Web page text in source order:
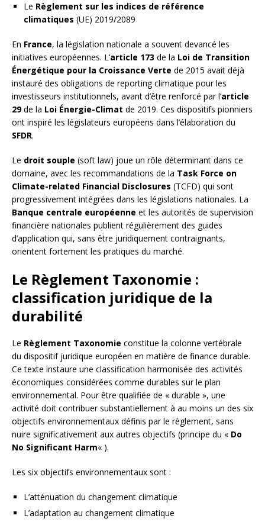
Le Règlement sur les indices de référence
climatiques (UE) 2019/2089
En France, la législation nationale a souvent devancé les
initiatives européennes. L’article 173 de la Loi de Transition
Énergétique pour la Croissance Verte de 2015 avait déjà
instauré des obligations de reporting climatique pour les
investisseurs institutionnels, avant d’être renforcé par l’article
29de la Loi Énergie-Climat de 2019. Ces dispositifs pionniers
ont inspiré les législateurs européens dans l’élaboration du
SFDR.
Le droit souple (soft law) joue un rôle déterminant dans ce
domaine, avec les recommandations de la Task Force on
Climate-related Financial Disclosures (TCFD) qui sont
progressivement intégrées dans les législations nationales. La
Banque centrale européenne et les autorités de supervision
financière nationales publient régulièrement des guides
d’application qui, sans être juridiquement contraignants,
orientent fortement les pratiques du marché.
Le Règlement Taxonomie :
classification juridique de la
durabilité
Le Règlement Taxonomie constitue la colonne vertébrale
du dispositif juridique européen en matière de finance durable.
Ce texte instaure une classification harmonisée des activités
économiques considérées comme durables sur le plan
environnemental. Pour être qualifiée de « durable », une
activité doit contribuer substantiellement à au moins un des six
objectifs environnementaux définis par le règlement, sans
nuire significativement aux autres objectifs (principe du « Do
No Significant Harm« ).
Les six objectifs environnementaux sont :
L’atténuation du changement climatique
L’adaptation au changement climatique